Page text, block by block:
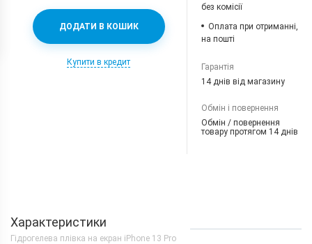
ДОДАТИ В КОШИК
Купити в кредит
без комісії
Оплата при отриманні,
на пошті
Гарантія
14 днів від магазину
Обмін і повернення
Обмін / повернення
товару протягом 14 днів
Характеристики
Гідрогелева плівка на екран iPhone 13 Pro